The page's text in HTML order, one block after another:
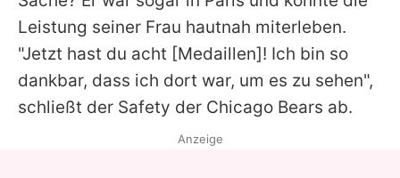
Leistung seiner Frau hautnah miterleben.
"Jetzt hast du acht [Medaillen]! Ich bin so
dankbar, dass ich dort war, um es zu sehen",
schließt der Safety der Chicago Bears ab.
Anzeige